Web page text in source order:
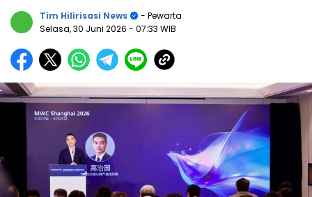
Tim Hilirisasi News
- Pewarta
Selasa, 30 Juni 2026 - 07:33 WIB